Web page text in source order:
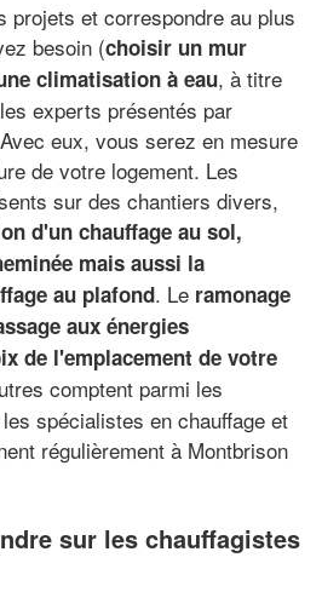
projets et correspondre au plus
besoin (choisir un mur
climatisation à eau, à titre
experts présentés par
eux, vous serez en mesure
de votre logement. Les
sur des chantiers divers,
d'un chauffage au sol,
mais aussi la
au plafond. Le ramonage
aux énergies
de l'emplacement de votre
comptent parmi les
spécialistes en chauffage et
régulièrement à Montbrison
sur les chauffagistes